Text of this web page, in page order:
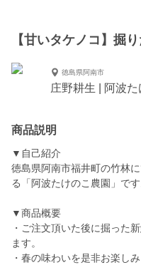
【甘いタケノコ】掘
徳島県阿南市
庄野耕生 | 阿波た
商品説明
▼自己紹介
徳島県阿南市福井町の竹林
る「阿波たけのこ農園」です
▼商品概要
・ご注文頂いた後に掘った
ます。
・春の味わいを是非お楽し